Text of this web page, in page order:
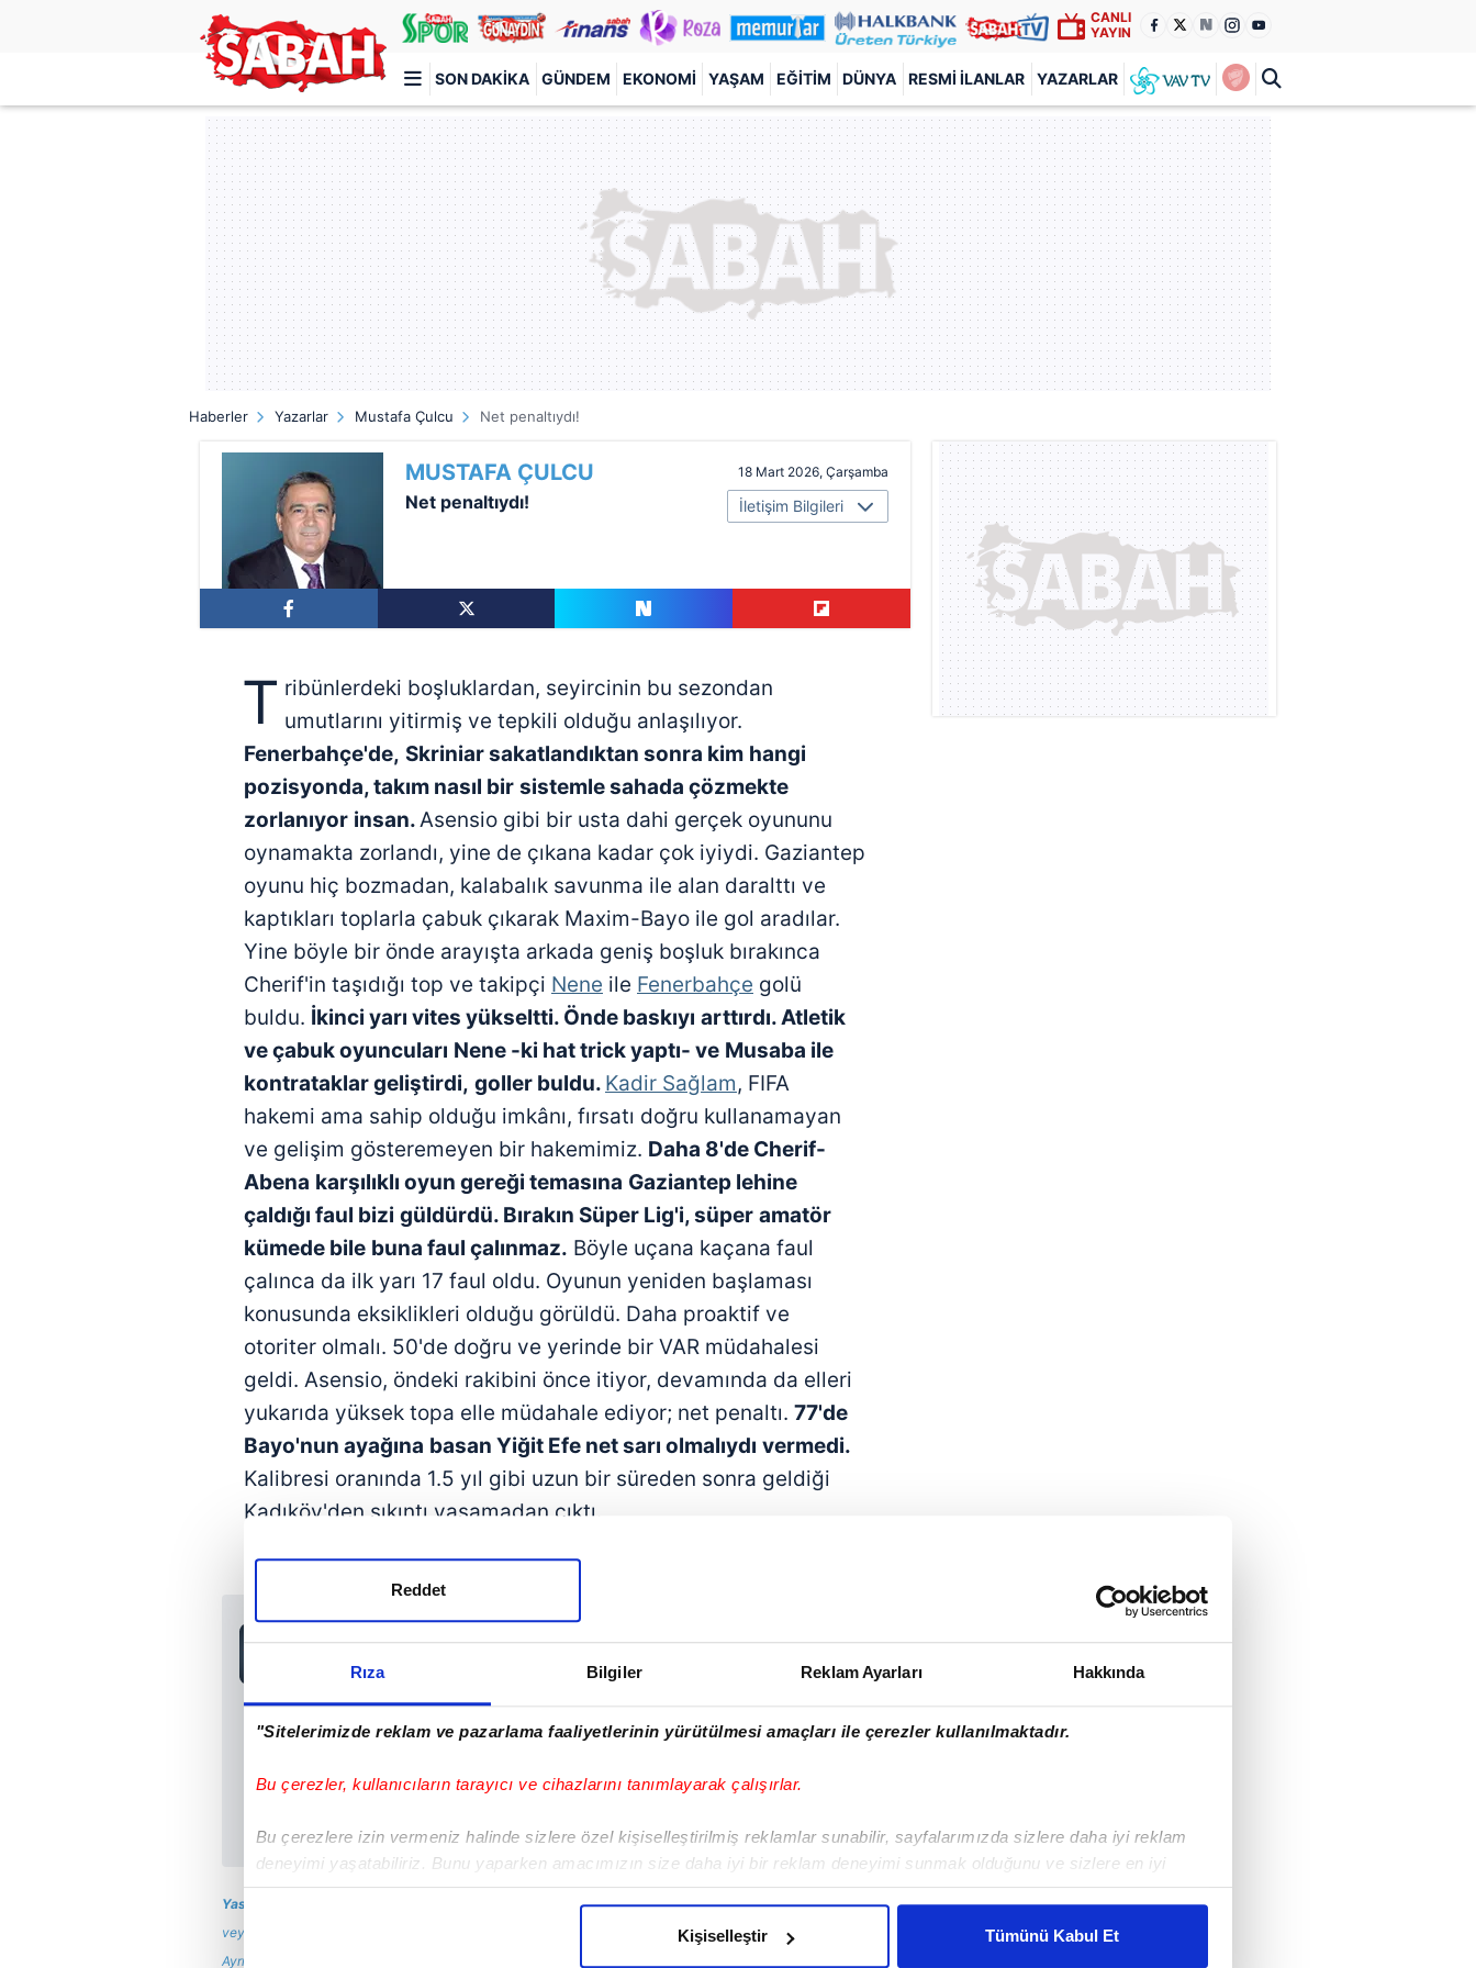
Rıza Bilgiler Reklam Ayarları Hakkında
"Sitelerimizde reklam ve pazarlama faaliyetlerinin yürütülmesi amaçları ile çerezler kullanılmaktadır.
Bu çerezler, kullanıcıların tarayıcı ve cihazlarını tanımlayarak çalışırlar.
Bu çerezlere izin vermeniz halinde sizlere özel kişiselleştirilmiş reklamlar sunabilir, sayfalarımızda sizlere daha iyi reklam
deneyimi yaşatabiliriz. Bunu yaparken amacımızın size daha iyi bir reklam deneyimi sunmak olduğunu ve sizlere en iyi
içerikleri sunabilmek adına elimizden gelen çabayı gösterdiğimizi ve bu noktada, reklamların maliyetlerimizi karşılamak
Reddet
Kişiselleştir Tümünü Kabul Et
CANLI
YAYIN
SON DAKIKA GÜNDEM EKONOMI YAŞAM EĞITIM DÜNYA RESMI İLANLAR YAZARLAR
Türkiye'nin en iyi haber sitesi
Haberler Yazarlar Mustafa Çulcu Net penaltıydı!
İletişim Bilgileri
18 Mart 2026, Çarşamba
MUSTAFA ÇULCU
Net penaltıydı!
T ribünlerdeki boşluklardan, seyircinin bu sezondan
umutlarını yitirmiş ve tepkili olduğu anlaşılıyor.
Fenerbahçe'de, Skriniar sakatlandıktan sonra kim hangi
pozisyonda, takım nasıl bir sistemle sahada çözmekte
zorlanıyor insan.Asensio gibi bir usta dahi gerçek oyununu
oynamakta zorlandı, yine de çıkana kadar çok iyiydi. Gaziantep
oyunu hiç bozmadan, kalabalık savunma ile alan daralttı ve
kaptıkları toplarla çabuk çıkarak Maxim-Bayo ile gol aradılar.
Yine böyle bir önde arayışta arkada geniş boşluk bırakınca
Cherif'in taşıdığı top ve takipçi Nene ile Fenerbahçe golü
buldu. İkinci yarı vites yükseltti. Önde baskıyı arttırdı. Atletik
ve çabuk oyuncuları Nene -ki hat trick yaptı- ve Musaba ile
kontrataklar geliştirdi, goller buldu. Kadir Sağlam, FIFA
hakemi ama sahip olduğu imkânı, fırsatı doğru kullanamayan
ve gelişim gösteremeyen bir hakemimiz. Daha 8'de Cherif-
Abena karşılıklı oyun gereği temasına Gaziantep lehine
çaldığı faul bizi güldürdü. Bırakın Süper Lig'i, süper amatör
kümede bile buna faul çalınmaz. Böyle uçana kaçana faul
çalınca da ilk yarı 17 faul oldu. Oyunun yeniden başlaması
konusunda eksiklikleri olduğu görüldü. Daha proaktif ve
otoriter olmalı. 50'de doğru ve yerinde bir VAR müdahalesi
geldi. Asensio, öndeki rakibini önce itiyor, devamında da elleri
yukarıda yüksek topa elle müdahale ediyor; net penaltı. 77'de
Bayo'nun ayağına basan Yiğit Efe net sarı olmalıydı vermedi.
Kalibresi oranında 1.5 yıl gibi uzun bir süreden sonra geldiği
Kadıköy'den sıkıntı yaşamadan çıktı.
Sabah.com.tr Uygulamamızı İndirin
Yasal Uyarı:
Yayınlanan köşe yazısı/haberin tüm hakları Turkuvaz Medya Grubu’na aittir. Kaynak gösterilse
veya habere aktif link verilse dahi köşe yazısı/haberin tamamı ya da bir bölümü kesinlikle kullanılamaz.
Ayrıntılar için lütfen